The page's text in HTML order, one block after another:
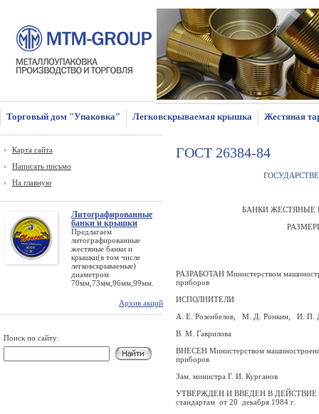
Торговый дом "Упаковка" Легковскрываемая крышка Жестяная
Карта сайта
Написать письмо
На главную
Литографированные
банки и крышки
Предлагаем
литографированные
жестяные банки и
крышки(в том числе
легковскрываемые)
диаметром
70мм,73мм,96мм,99мм.
Архив акций
Поиск по сайту:
ГОСТ 26384-84
БАНКИ ЖЕСТЯНЫЕ
РАЗМЕРЫ
РАЗРАБОТАН Министерством
приборов
ИСПОЛНИТЕЛИ
A. Е. Розенбелов,
М. Д. Ронкин,
И. П.
B. М. Гаврилова
ВНЕСЕН Министерством
приборов
Зам. министра Г. И. Курганов
УТВЕРЖДЕН И ВВЕДЕН В ДЕЙСТВИЕ
стандартам от 20 декабря 1984 г.